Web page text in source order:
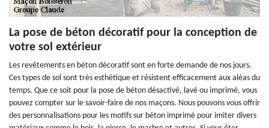
La pose de béton décoratif pour la conception de
votre sol extérieur
Les revêtements en béton décoratif sont en forte demande de nos jours.
Ces types de sol sont très esthétique et résistent efficacement aux aléas du
temps. Que ce soit pour la pose de béton désactivé, lavé ou imprimé, vous
pouvez compter sur le savoir-faire de nos maçons. Nous pouvons vous offrir
des personnalisations pour les motifs sur béton imprimé pour imiter divers